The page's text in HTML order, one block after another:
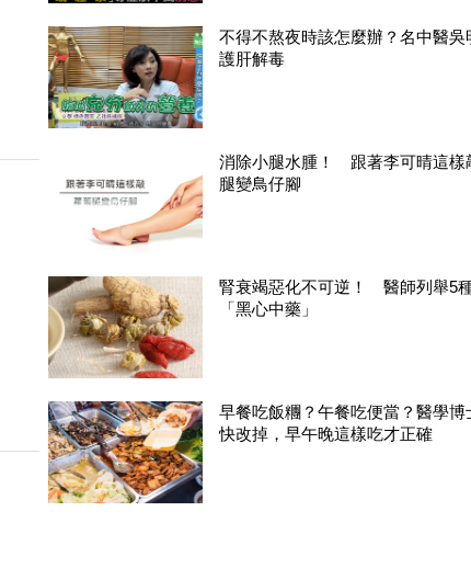
不得不熬夜時該怎麼辦？名中醫吳
護肝解毒
消除小腿水腫！ 跟著李可晴這樣
腿變鳥仔腳
腎衰竭惡化不可逆！ 醫師列舉5
「黑心中藥」
早餐吃飯糰？午餐吃便當？醫學博
快改掉，早午晚這樣吃才正確